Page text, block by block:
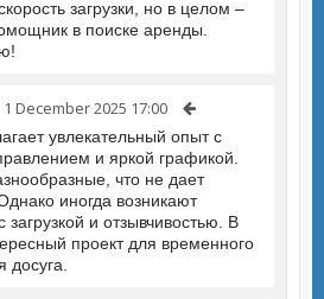
загрузки, но в целом –
в поиске аренды.
1 December 2025 17:00
увлекательный опыт с
и яркой графикой.
что не дает
иногда возникают
и отзывчивостью. В
проект для временного
досуга.